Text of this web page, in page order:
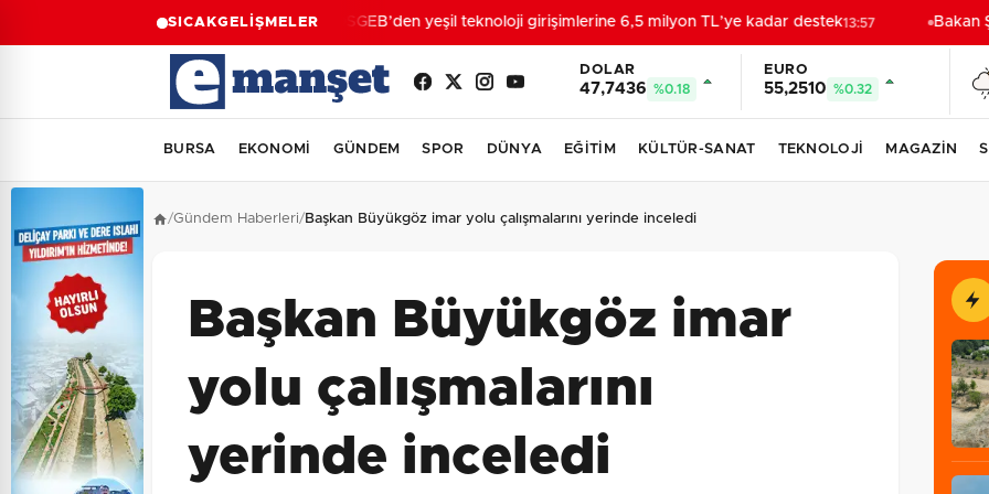
SICAKGELİŞMELERKOSGEB’den yeşil teknoloji girişimlerine 6,5 milyon TL’ye kadar destek13:57 Bakan
DOLAR
47,7436 %0.18
EURO
55,2510 %0.32
BURSA EKONOMİ GÜNDEM SPOR DÜNYA EĞİTİM KÜLTÜR-SANAT TEKNOLOJİ MAGAZİN
/Gündem Haberleri/Başkan Büyükgöz imar yolu çalışmalarını yerinde inceledi
Başkan Büyükgöz imar
yolu çalışmalarını
yerinde inceledi